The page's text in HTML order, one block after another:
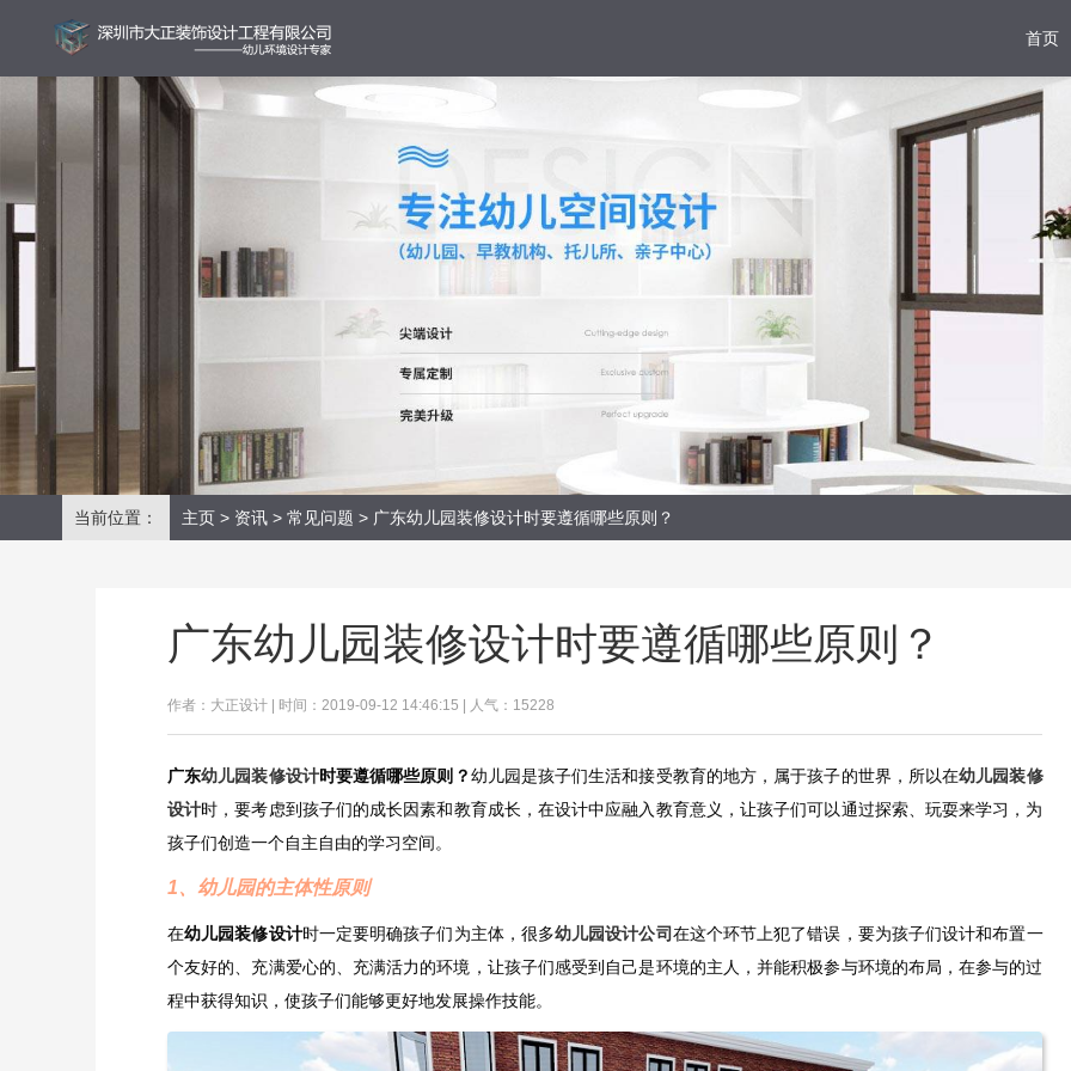
首页
当前位置： 主页 > 资讯 > 常见问题 > 广东幼儿园装修设计时要遵循哪些原则？
广东幼儿园装修设计时要遵循哪些原则？
作者：大正设计 | 时间：2019-09-12 14:46:15 | 人气：15228
广东幼儿园装修设计时要遵循哪些原则？幼儿园是孩子们生活和接受教育的地方，属于孩子的世界，所以在幼儿园装修
设计时，要考虑到孩子们的成长因素和教育成长，在设计中应融入教育意义，让孩子们可以通过探索、玩耍来学习，为
孩子们创造一个自主自由的学习空间。
1、幼儿园的主体性原则
在幼儿园装修设计时一定要明确孩子们为主体，很多幼儿园设计公司在这个环节上犯了错误，要为孩子们设计和布置一
个友好的、充满爱心的、充满活力的环境，让孩子们感受到自己是环境的主人，并能积极参与环境的布局，在参与的过
程中获得知识，使孩子们能够更好地发展操作技能。